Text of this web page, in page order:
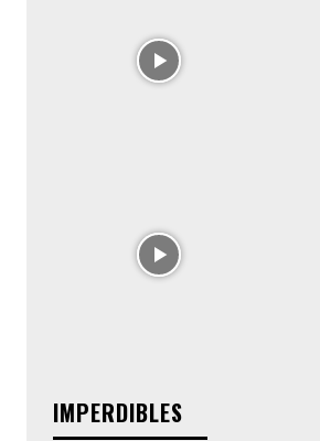
IMPERDIBLES